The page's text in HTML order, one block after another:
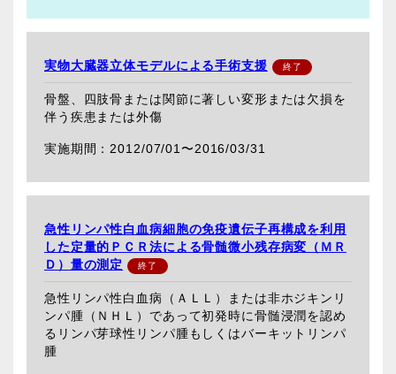
実物大臓器立体モデルによる手術支援
骨盤、四肢骨または関節に著しい変形または欠損を
伴う疾患または外傷
2012/07/01〜2016/03/31
急性リンパ性白血病細胞の免疫遺伝子再構成を利用
した定量的ＰＣＲ法による骨髄微小残存病変（ＭＲ
Ｄ）量の測定
急性リンパ性白血病（ＡＬＬ）または非ホジキンリ
ンパ腫（ＮＨＬ）であって初発時に骨髄浸潤を認め
るリンパ芽球性リンパ腫もしくはバーキットリンパ
腫